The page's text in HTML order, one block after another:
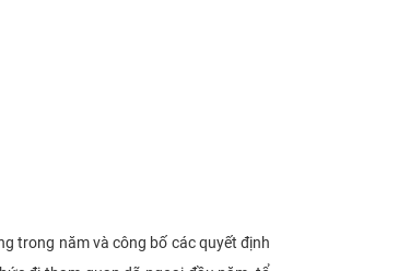
trong năm và công bố các quyết định